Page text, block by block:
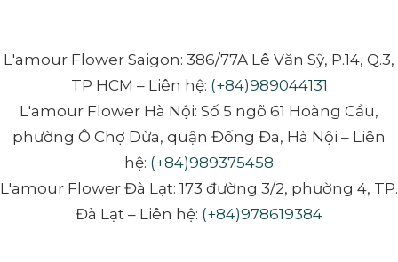
L'amour Flower Saigon: 386/77A Lê Văn Sỹ, P.14, Q.3,
TP HCM – Liên hệ: (+84)989044131
L'amour Flower Hà Nội: Số 5 ngõ 61 Hoàng Cầu,
phường Ô Chợ Dừa, quận Đống Đa, Hà Nội – Liên
hệ: (+84)989375458
L'amour Flower Đà Lạt: 173 đường 3/2, phường 4, TP.
Đà Lạt – Liên hệ: (+84)978619384